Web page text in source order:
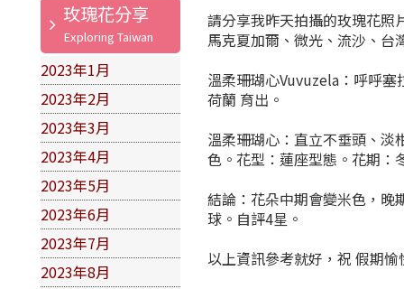
玫瑰花分享
2023年1月
2023年2月
2023年3月
2023年4月
2023年5月
2023年6月
2023年7月
2023年8月
請分享我昨天拍攝的玫瑰花照
馬克夏加爾、微光、流沙、台
溫柔珊瑚心Vuvuzela：呼呼
荷蘭 育出。
溫柔珊瑚心：直立不垂頭、
色。花型：蓮座型態。花期：
結論：花朵中期會變米色，晚
球。自評4星。
以上資訊參考就好，祝 假期